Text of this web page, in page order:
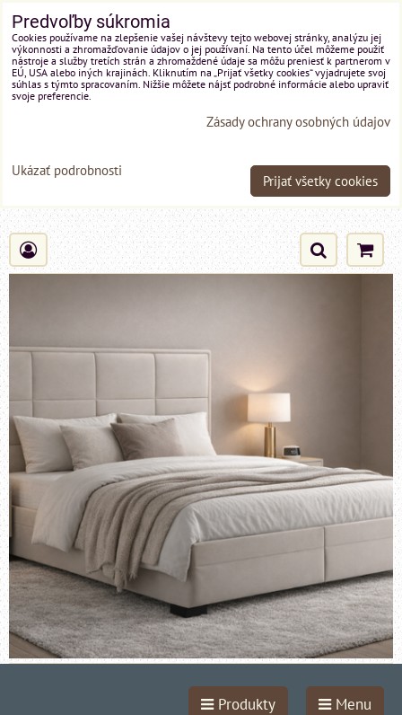
Produkty Menu
Predvoľby súkromia
Cookies používame na zlepšenie vašej návštevy tejto webovej stránky, analýzu jej
výkonnosti a zhromažďovanie údajov o jej používaní. Na tento účel môžeme použiť
nástroje a služby tretích strán a zhromaždené údaje sa môžu preniesť k partnerom v
EÚ, USA alebo iných krajinách. Kliknutím na „Prijať všetky cookies“ vyjadrujete svoj
súhlas s týmto spracovaním. Nižšie môžete nájsť podrobné informácie alebo upraviť
svoje preferencie.
Zásady ochrany osobných údajov
Ukázať podrobnosti
Prijať všetky cookies